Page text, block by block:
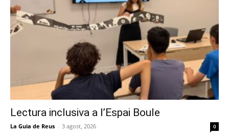
Lectura inclusiva a l’Espai Boule
La Guia de Reus - 3 agost, 2026 0